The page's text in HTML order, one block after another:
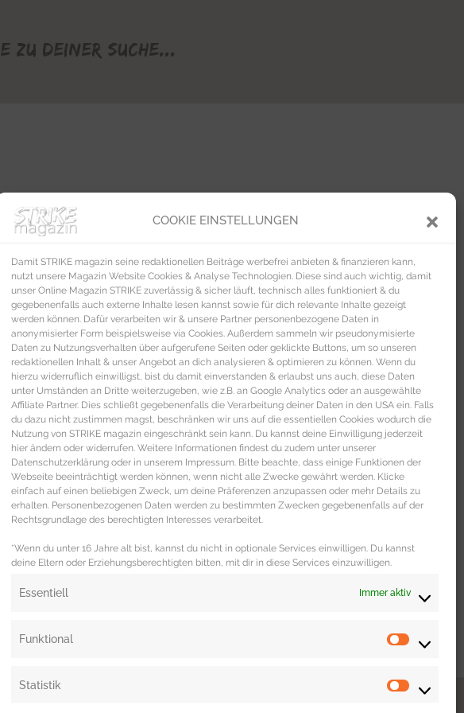
COOKIE EINSTELLUNGEN
Damit STRIKE magazin seine redaktionellen Beiträge werbefrei anbieten & finanzieren kann,
nutzt unsere Magazin Website Cookies & Analyse Technologien. Diese sind auch wichtig, damit
unser Online Magazin STRIKE zuverlässig & sicher läuft, technisch alles funktioniert & du
gegebenenfalls auch externe Inhalte lesen kannst sowie für dich relevante Inhalte gezeigt
werden können. Dafür verarbeiten wir & unsere Partner personenbezogene Daten in
anonymisierter Form beispielsweise via Cookies. Außerdem sammeln wir pseudonymisierte
Daten zu Nutzungsverhalten über aufgerufene Seiten oder geklickte Buttons, um so unseren
redaktionellen Inhalt & unser Angebot an dich analysieren & optimieren zu können. Wenn du
hierzu widerruflich einwilligst, bist du damit einverstanden & erlaubst uns auch, diese Daten
unter Umständen an Dritte weiterzugeben, wie z.B. an Google Analytics oder an ausgewählte
Affiliate Partner. Dies schließt gegebenenfalls die Verarbeitung deiner Daten in den USA ein. Falls
du dazu nicht zustimmen magst, beschränken wir uns auf die essentiellen Cookies wodurch die
Nutzung von STRIKE magazin eingeschränkt sein kann. Du kannst deine Einwilligung jederzeit
hier ändern oder widerrufen. Weitere Informationen findest du zudem unter unserer
Datenschutzerklärung oder in unserem Impressum. Bitte beachte, dass einige Funktionen der
Webseite beeinträchtigt werden können, wenn nicht alle Zwecke gewährt werden. Klicke
einfach auf einen beliebigen Zweck, um deine Präferenzen anzupassen oder mehr Details zu
erhalten. Personenbezogenen Daten werden zu bestimmten Zwecken gegebenenfalls auf der
Rechtsgrundlage des berechtigten Interesses verarbeitet.
*Wenn du unter 16 Jahre alt bist, kannst du nicht in optionale Services einwilligen. Du kannst
deine Eltern oder Erziehungsberechtigten bitten, mit dir in diese Services einzuwilligen.
Essentiell Immer aktiv
Funktional
Statistik
zu deiner Suche...